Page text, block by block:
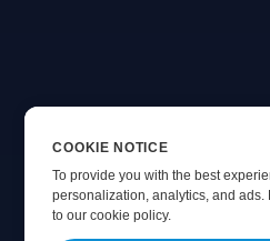
COOKIE NOTICE
To provide you with the best
personalization, analytics, and ads.
toour cookie policy.